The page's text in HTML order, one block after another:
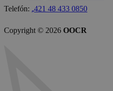
Telefón: ₊421 48 433 0850
Copyright © 2026 OOCR